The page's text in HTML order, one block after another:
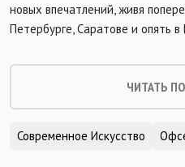
новых впечатлений, живя
Петербурге, Саратове и опять в
ЧИТАТЬ
Современное Искусство